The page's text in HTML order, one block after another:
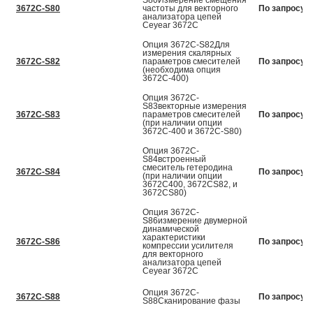
3672C-S80
частоты для векторного
анализатора цепей
Ceyear 3672С
По запросу
3672C-S82
Опция 3672C-S82Для
измерения скалярных
параметров смесителей
(необходима опция
3672С-400)
По запросу
3672C-S83
Опция 3672C-
S83векторные измерения
параметров смесителей
(при наличии опции
3672С-400 и 3672С-S80)
По запросу
3672C-S84
Опция 3672C-
S84встроенный
смеситель гетеродина
(при наличии опции
3672С400, 3672СS82, и
3672СS80)
По запросу
3672C-S86
Опция 3672C-
S86измерение двумерной
динамической
характеристики
компрессии усилителя
для векторного
анализатора цепей
Ceyear 3672С
По запросу
3672C-S88
Опция 3672C-
S88Сканирование фазы
По запросу